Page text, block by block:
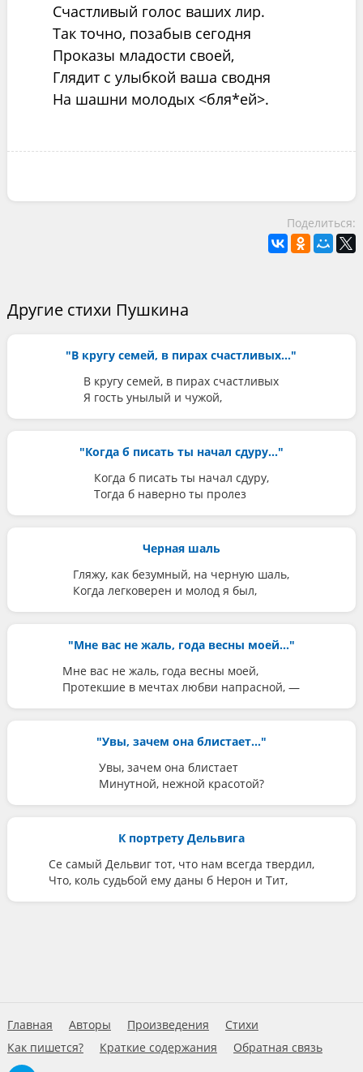
Счастливый голос ваших лир.
Так точно, позабыв сегодня
Проказы младости своей,
Глядит с улыбкой ваша сводня
На шашни молодых <бля*ей>.
Поделиться:
Другие стихи Пушкина
"В кругу семей, в пирах счастливых..."
В кругу семей, в пирах счастливых
Я гость унылый и чужой,
"Когда б писать ты начал сдуру..."
Когда б писать ты начал сдуру,
Тогда б наверно ты пролез
Черная шаль
Гляжу, как безумный, на черную шаль,
Когда легковерен и молод я был,
"Мне вас не жаль, года весны моей..."
Мне вас не жаль, года весны моей,
Протекшие в мечтах любви напрасной, —
"Увы, зачем она блистает..."
Увы, зачем она блистает
Минутной, нежной красотой?
К портрету Дельвига
Се самый Дельвиг тот, что нам всегда твердил,
Что, коль судьбой ему даны б Нерон и Тит,
Главная Авторы Произведения
Стихи
Как пишется?
Краткие содержания Обратная связь